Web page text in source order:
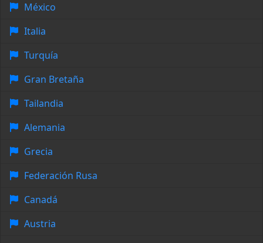
México
Italia
Turquía
Gran Bretaña
Tailandia
Alemania
Grecia
Federación Rusa
Canadá
Austria